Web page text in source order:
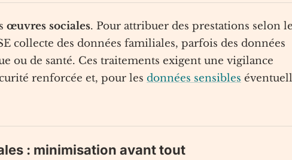
œuvres sociales. Pour attribuer des prestations selon
collecte des données familiales, parfois des données
ou de santé. Ces traitements exigent une vigilance
renforcée et, pour les données sensibles
: minimisation avant tout